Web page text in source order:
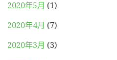
2020年5月 (1)
2020年4月 (7)
2020年3月 (3)